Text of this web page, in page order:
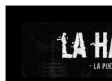
Saltar